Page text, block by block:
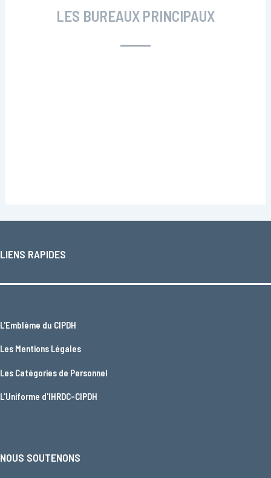
LES BUREAUX PRINCIPAUX
LIENS RAPIDES
L'Emblème du CIPDH
Les Mentions Légales
Les Catégories de Personnel
L'Uniforme d'IHRDC-CIPDH
NOUS SOUTENONS